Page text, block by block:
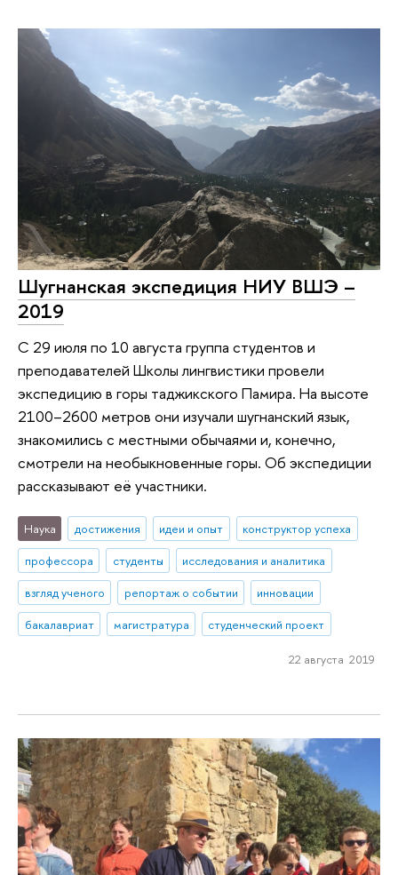
Шугнанская экспедиция НИУ ВШЭ –
2019
С 29 июля по 10 августа группа студентов и
преподавателей Школы лингвистики провели
экспедицию в горы таджикского Памира. На высоте
2100–2600 метров они изучали шугнанский язык,
знакомились с местными обычаями и, конечно,
смотрели на необыкновенные горы. Об экспедиции
рассказывают её участники.
Наука достижения идеи и опыт
конструктор успеха
профессора
студенты
исследования и аналитика
взгляд ученого
репортаж о событии
инновации
бакалавриат
магистратура студенческий проект
22 августа 2019